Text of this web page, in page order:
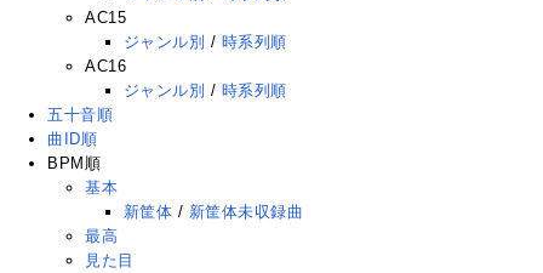
AC15
ジャンル別 / 時系列順
AC16
ジャンル別 / 時系列順
五十音順
曲ID順
BPM順
基本
新筐体 / 新筐体未収録曲
最高
見た目